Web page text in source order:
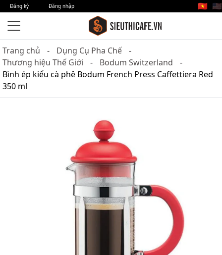
Đăng ký Đăng nhập 🇻🇳 🇺🇸
Trang chủ
Dụng Cụ Pha Chế
Thương hiệu Thế Giới
Bodum Switzerland
Bình ép kiểu cà phê Bodum French Press Caffettiera Red
350 ml